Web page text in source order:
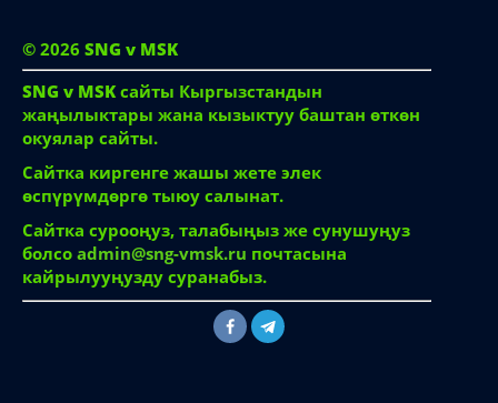
© 2026 SNG v MSK
SNG v MSK сайты Кыргызстандын
жаңылыктары жана кызыктуу баштан өткөн
окуялар сайты.
Сайтка киргенге жашы жете элек
өспүрүмдөргө тыюу салынат.
Сайтка сурооңуз, талабыңыз же сунушуңуз
болсо admin@sng-vmsk.ru почтасына
кайрылууңузду суранабыз.